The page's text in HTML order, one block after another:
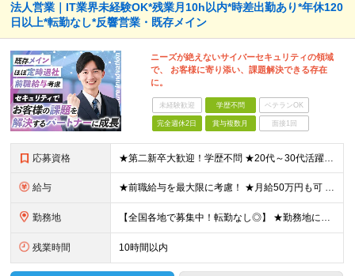
法人営業｜IT業界未経験OK*残業月10h以内*時差出勤あり*年休120
日以上*転勤なし*反響営業・既存メイン
ニーズが絶えないサイバーセキュリティの領域
で、 お客様に寄り添い、課題解決できる存在
に。
未経験歓迎 学歴不問 ベテランOK
完全週休2日 賞与複数月 面接1回
応募資格 ★第二新卒大歓迎！学歴不問 ★20代～30代活躍中 ◆下記いずれかの経験をお持ちの方 ・法人営業の経験（目安1年以上） ・IT・セキュリティ領域の経験（下記を想定） ‐ 書籍・Web等で自主的に学
給与 ★前職給与を最大限に考慮！ ★月給50万円も可 ★1回の昇給で最大20％アップ！ ■月給25万円～50万円＋各種手当＋賞与年2回 ※給与は経験やスキル、前職給与を充分考慮し、面談の上で決定します ※
勤務地 【全国各地で募集中！転勤なし◎】 ★勤務地によってはマイカー・自転車通勤OK ■沖縄本社 沖縄県那覇市上之屋1丁目18番36号 沖縄映像センタービル3F ★天久りうぼうの目の前です！ ■東京オフィ
残業時間 10時間以内